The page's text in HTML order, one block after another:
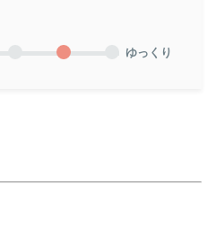
ゆっくり